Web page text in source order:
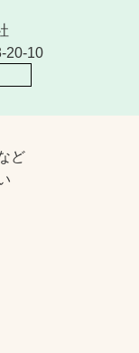
20-10
ど